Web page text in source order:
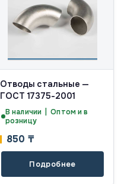
Отводы стальные —
ГОСТ 17375-2001
В наличии | Оптом и в
розницу
850 ₸
Подробнее